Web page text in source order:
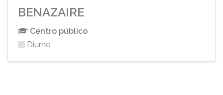
BENAZAIRE
Centro público
Diurno